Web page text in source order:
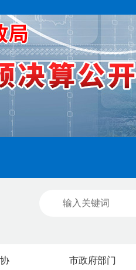
市政府部门